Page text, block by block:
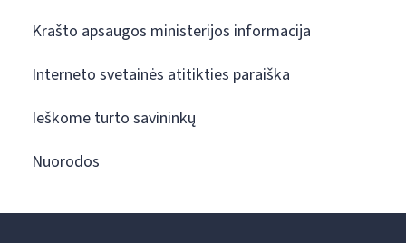
Krašto apsaugos ministerijos informacija
Interneto svetainės atitikties paraiška
Ieškome turto savininkų
Nuorodos